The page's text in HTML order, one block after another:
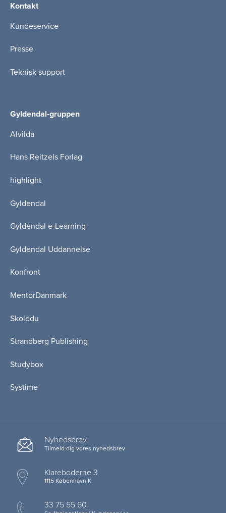
Kontakt
Kundeservice
Presse
Teknisk support
Gyldendal-gruppen
Alvilda
Hans Reitzels Forlag
highlight
Gyldendal
Gyldendal e-Learning
Gyldendal Uddannelse
Konfront
MentorDanmark
Skoledu
Strandberg Publishing
Studybox
Systime
Nyhedsbrev
Tilmeld dig vores nyhedsbrev
Klareboderne 3
1115 København K
33 75 55 60